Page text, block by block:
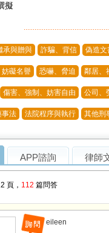
擬
承與贈與 詐騙、背信 偽造文
妨礙名譽 恐嚇、脅迫 鄰居、
傷害、強制、妨害自由 公司、
事法 法院程序與執行 其他刑
APP諮詢 律師
頁， 112 篇問答
eileen